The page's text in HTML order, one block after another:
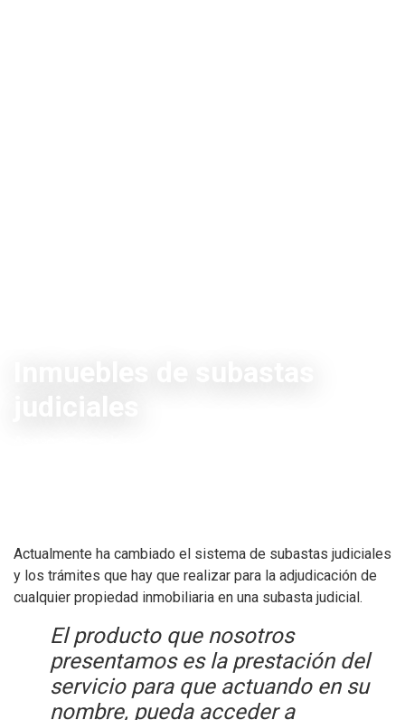
Actualmente ha cambiado el sistema de subastas judiciales
y los trámites que hay que realizar para la adjudicación de
cualquier propiedad inmobiliaria en una subasta judicial.
El producto que nosotros
presentamos es la prestación del
servicio para que actuando en su
nombre, pueda acceder a